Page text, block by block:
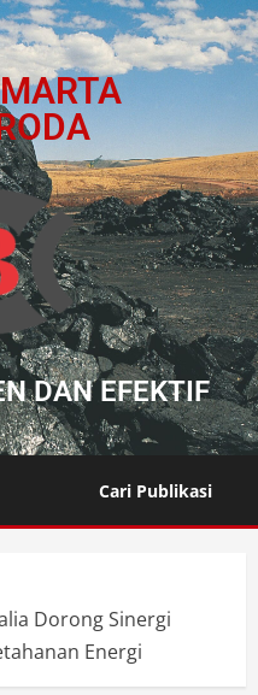
DAN EFEKTIF
Cari Publikasi
Dorong Sinergi
Energi